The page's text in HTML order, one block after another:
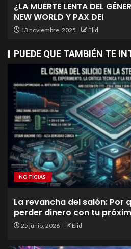
¿LA MUERTE LENTA DEL
NEW WORLD Y PAX DEI
13 noviembre, 2025 Elid
PUEDE QUE TAMBIÉN TE
NOTICIAS
La revancha del salón: Por
perder dinero con tu
25 junio, 2026 Elid